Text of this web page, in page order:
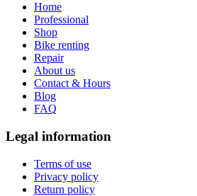
Home
Professional
Shop
Bike renting
Repair
About us
Contact & Hours
Blog
FAQ
Legal information
Terms of use
Privacy policy
Return policy